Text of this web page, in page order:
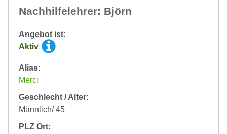
Nachhilfelehrer: Björn
Angebot ist:
Aktiv
Alias:
Merci
Geschlecht / Alter:
Männlich/ 45
PLZ Ort: